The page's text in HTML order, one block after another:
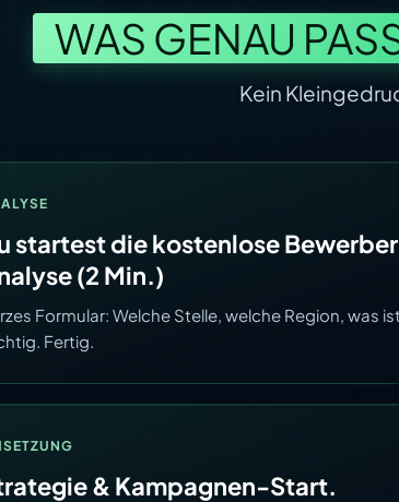
WAS GENAU
Kein
startest die kostenlose
(2 Min.)
Formular: Welche Stelle, welche Region, was
Fertig.
& Kampagnen-Start.